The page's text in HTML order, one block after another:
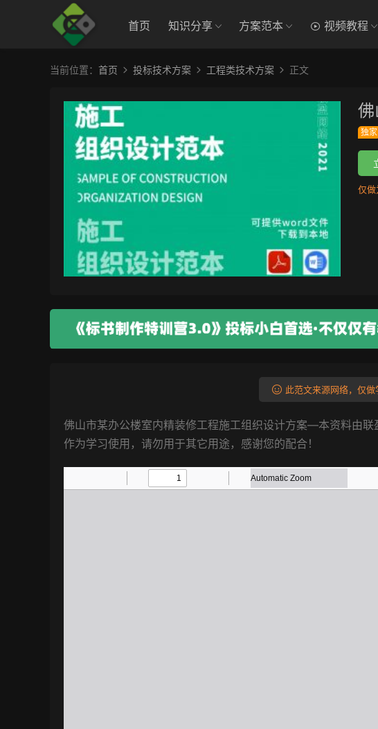
首页 知识分享 方案范本 视频教程
当前位置： 首页 投标技术方案 工程类技术方案 正文
独家
仅做
此范文来源网络，仅做
佛山市某办公楼室内精装修工程施工组织设计方案—本资料由
作为学习使用，请勿用于其它用途，感谢您的配合！